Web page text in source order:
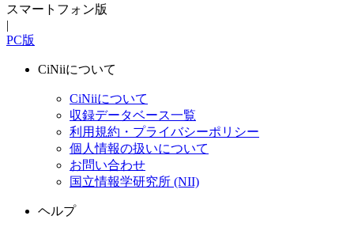
スマートフォン版
|
PC版
CiNiiについて
CiNiiについて
収録データベース一覧
利用規約・プライバシーポリシー
個人情報の扱いについて
お問い合わせ
国立情報学研究所 (NII)
ヘルプ